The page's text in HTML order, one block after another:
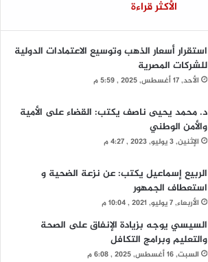
الأكثر قراءة
استقرار أسعار الذهب وتوسيع الاعتمادات الدولية
للشركات المصرية
الأحد, 17 أغسطس, 2025 , 5:59 م
د. محمد يحيى ناصف يكتب: القضاء على الأمية
والأمن الوطني
الإثنين, 3 يوليو, 2023 , 4:27 م
الربيع إسماعيل يكتب: عن نزعة الضحية و
استعطاف الجمهور
الأربعاء, 7 يوليو, 2021 , 10:04 م
السيسي يوجه بزيادة الإنفاق على الصحة
والتعليم وبرامج التكافل
السبت, 16 أغسطس, 2025 , 6:08 م